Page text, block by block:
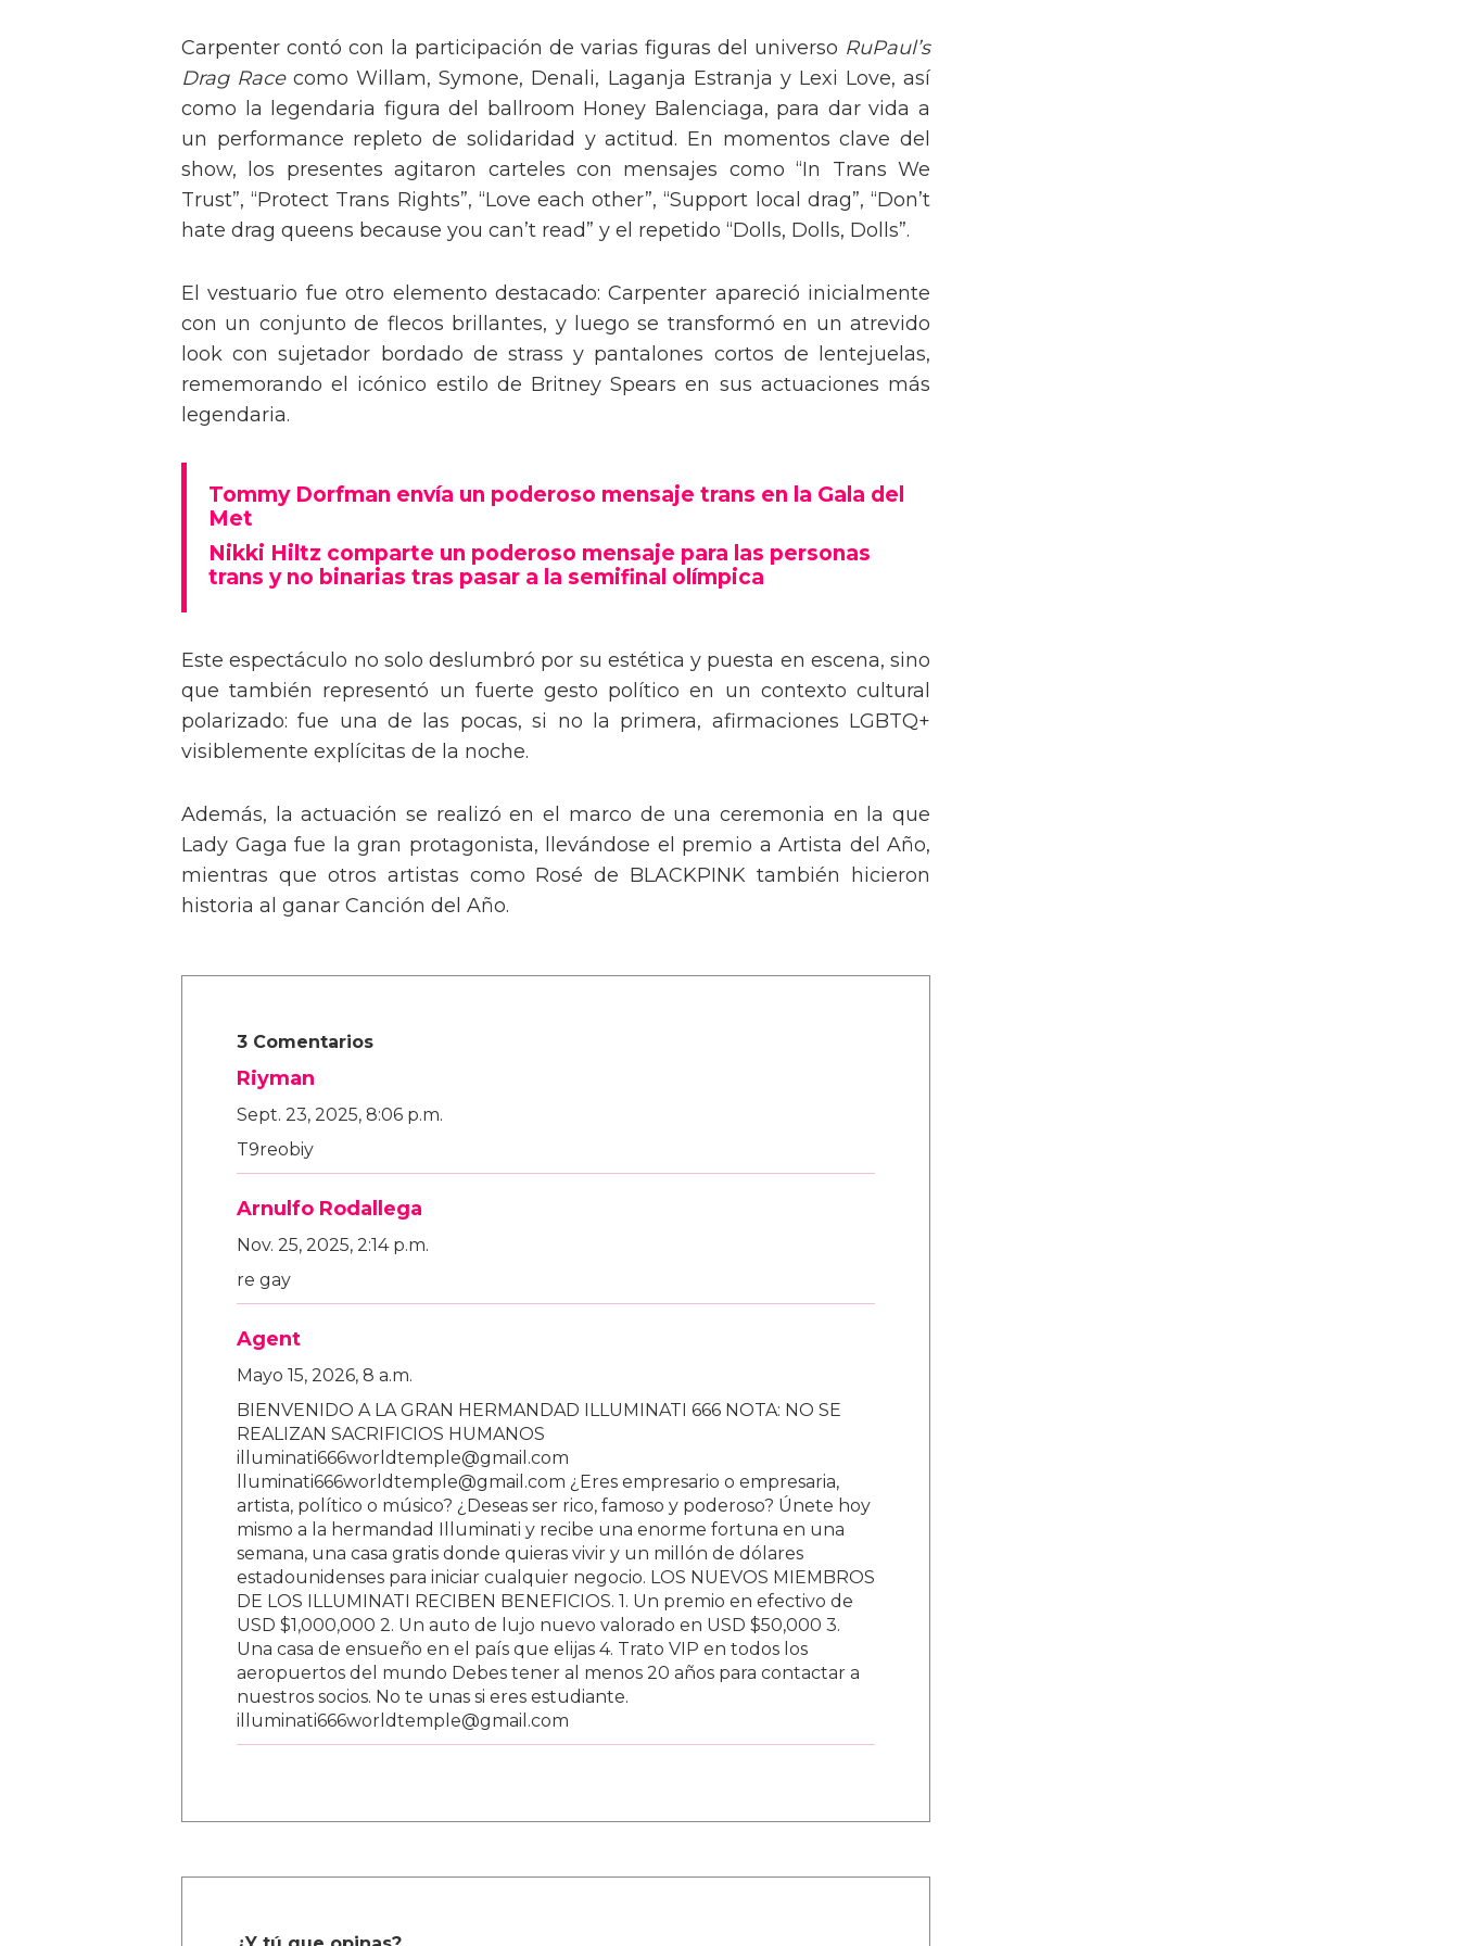
Carpenter contó con la participación de varias figuras del universo RuPaul’s
Drag Racecomo Willam, Symone, Denali, Laganja Estranja y Lexi Love, así
como la legendaria figura del ballroom Honey Balenciaga, para dar vida a
un performance repleto de solidaridad y actitud. En momentos clave del
show, los presentes agitaron carteles con mensajes como “In Trans We
Trust”, “Protect Trans Rights”, “Love each other”, “Support local drag”, “Don’t
hate drag queens because you can’t read” y el repetido “Dolls, Dolls, Dolls”.
El vestuario fue otro elemento destacado: Carpenter apareció inicialmente
con un conjunto de flecos brillantes, y luego se transformó en un atrevido
look con sujetador bordado de strass y pantalones cortos de lentejuelas,
rememorando el icónico estilo de Britney Spears en sus actuaciones más
legendaria.
Tommy Dorfman envía un poderoso mensaje trans en la Gala del
Met
Nikki Hiltz comparte un poderoso mensaje para las personas
trans y no binarias tras pasar a la semifinal olímpica
Este espectáculo no solo deslumbró por su estética y puesta en escena, sino
que también representó un fuerte gesto político en un contexto cultural
polarizado: fue una de las pocas, si no la primera, afirmaciones LGBTQ+
visiblemente explícitas de la noche.
Además, la actuación se realizó en el marco de una ceremonia en la que
Lady Gaga fue la gran protagonista, llevándose el premio a Artista del Año,
mientras que otros artistas como Rosé de BLACKPINK también hicieron
historia al ganar Canción del Año.
3 Comentarios
Riyman
Sept. 23, 2025, 8:06 p.m.
T9reobiy
Arnulfo Rodallega
Nov. 25, 2025, 2:14 p.m.
re gay
Agent
Mayo 15, 2026, 8 a.m.
BIENVENIDO A LA GRAN HERMANDAD ILLUMINATI 666 NOTA: NO SE
REALIZAN SACRIFICIOS HUMANOS
illuminati666worldtemple@gmail.com
lluminati666worldtemple@gmail.com ¿Eres empresario o empresaria,
artista, político o músico? ¿Deseas ser rico, famoso y poderoso? Únete hoy
mismo a la hermandad Illuminati y recibe una enorme fortuna en una
semana, una casa gratis donde quieras vivir y un millón de dólares
estadounidenses para iniciar cualquier negocio. LOS NUEVOS MIEMBROS
DE LOS ILLUMINATI RECIBEN BENEFICIOS. 1. Un premio en efectivo de
USD $1,000,000 2. Un auto de lujo nuevo valorado en USD $50,000 3.
Una casa de ensueño en el país que elijas 4. Trato VIP en todos los
aeropuertos del mundo Debes tener al menos 20 años para contactar a
nuestros socios. No te unas si eres estudiante.
illuminati666worldtemple@gmail.com